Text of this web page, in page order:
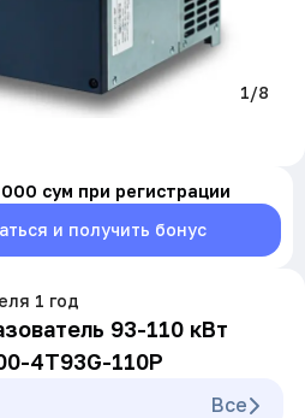
1/8
сум при регистрации
и получить бонус
1 год
93-110 кВт
4T93G-110P
Все